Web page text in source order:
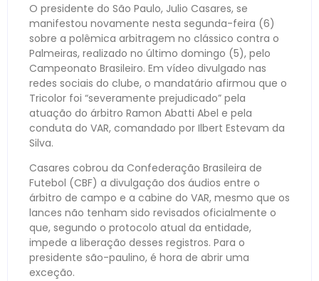
O presidente do São Paulo, Julio Casares, se
manifestou novamente nesta segunda-feira (6)
sobre a polêmica arbitragem no clássico contra o
Palmeiras, realizado no último domingo (5), pelo
Campeonato Brasileiro. Em vídeo divulgado nas
redes sociais do clube, o mandatário afirmou que o
Tricolor foi “severamente prejudicado” pela
atuação do árbitro Ramon Abatti Abel e pela
conduta do VAR, comandado por Ilbert Estevam da
Silva.
Casares cobrou da Confederação Brasileira de
Futebol (CBF) a divulgação dos áudios entre o
árbitro de campo e a cabine do VAR, mesmo que os
lances não tenham sido revisados oficialmente o
que, segundo o protocolo atual da entidade,
impede a liberação desses registros. Para o
presidente são-paulino, é hora de abrir uma
exceção.